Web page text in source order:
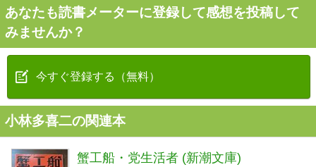
あなたも読書メーターに登録して感想を投稿して
みませんか？
今すぐ登録する（無料）
小林多喜二の関連本
蟹工船・党生活者 (新潮文庫)